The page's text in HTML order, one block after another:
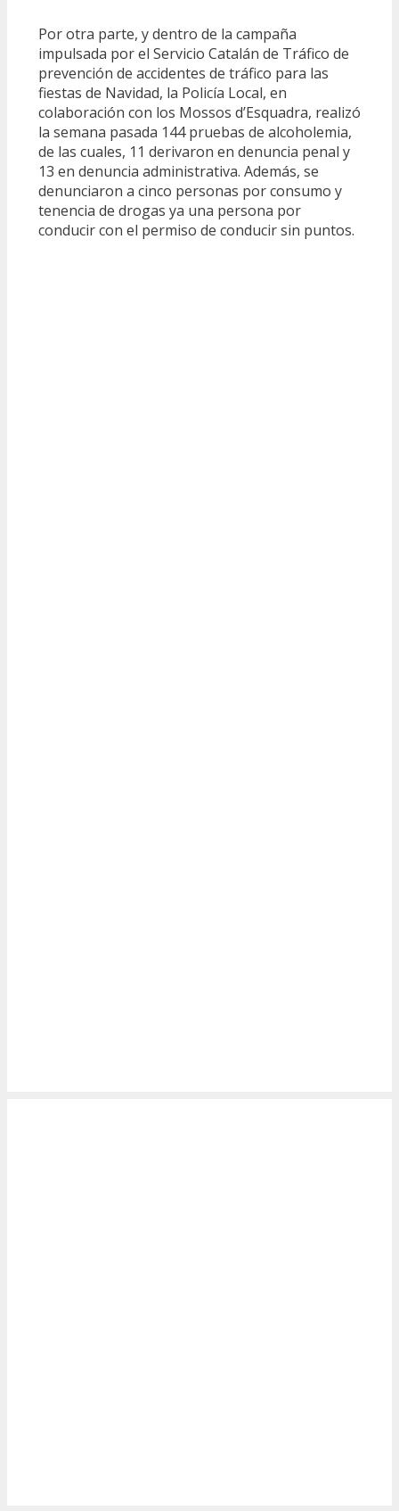
Por otra parte, y dentro de la campaña
impulsada por el Servicio Catalán de Tráfico de
prevención de accidentes de tráfico para las
fiestas de Navidad, la Policía Local, en
colaboración con los Mossos d’Esquadra, realizó
la semana pasada 144 pruebas de alcoholemia,
de las cuales, 11 derivaron en denuncia penal y
13 en denuncia administrativa. Además, se
denunciaron a cinco personas por consumo y
tenencia de drogas ya una persona por
conducir con el permiso de conducir sin puntos.